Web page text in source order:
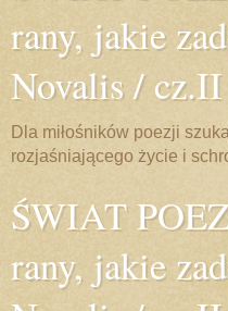
rany, jakie
Novalis / cz.II
Dla miłośników poezji
rozjaśniającego życie i
ŚWIAT
rany, jakie